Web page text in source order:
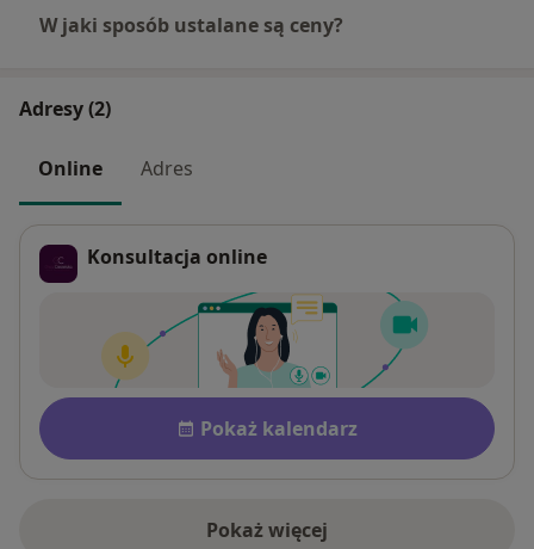
W jaki sposób ustalane są ceny?
Adresy (2)
Online Adres
Konsultacja online
Dostępność
Pokaż kalendarz
Pokaż więcej
o adresie